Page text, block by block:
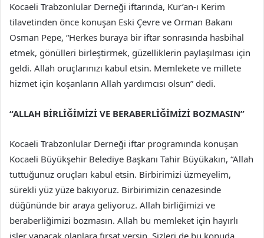
Kocaeli Trabzonlular Derneği iftarında, Kur’an-ı Kerim
tilavetinden önce konuşan Eski Çevre ve Orman Bakanı
Osman Pepe, “Herkes buraya bir iftar sonrasında hasbihal
etmek, gönülleri birleştirmek, güzelliklerin paylaşılması için
geldi. Allah oruçlarınızı kabul etsin. Memlekete ve millete
hizmet için koşanların Allah yardımcısı olsun” dedi.
“ALLAH BİRLİĞİMİZİ VE BERABERLİĞİMİZİ BOZMASIN”
Kocaeli Trabzonlular Derneği iftar programında konuşan
Kocaeli Büyükşehir Belediye Başkanı Tahir Büyükakın, “Allah
tuttuğunuz oruçları kabul etsin. Birbirimizi üzmeyelim,
sürekli yüz yüze bakıyoruz. Birbirimizin cenazesinde
düğününde bir araya geliyoruz. Allah birliğimizi ve
beraberliğimizi bozmasın. Allah bu memleket için hayırlı